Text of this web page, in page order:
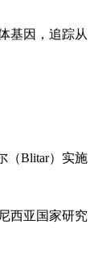
基因，追踪从
（Blitar）实施
西亚国家研究